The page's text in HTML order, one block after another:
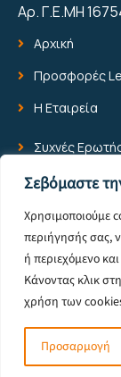
Σεβόμαστε
Χρησιμοποιούμε
περιήγησής σας,
ή περιεχόμενο
Κάνοντας κλικ
χρήση των
Προσαρμογή
Αρ. Γ.Ε.ΜΗ
Αρχική
Προσφορές
Η Εταιρεία
Συχνές
Blog
Επικοινωνία
© 2025 All